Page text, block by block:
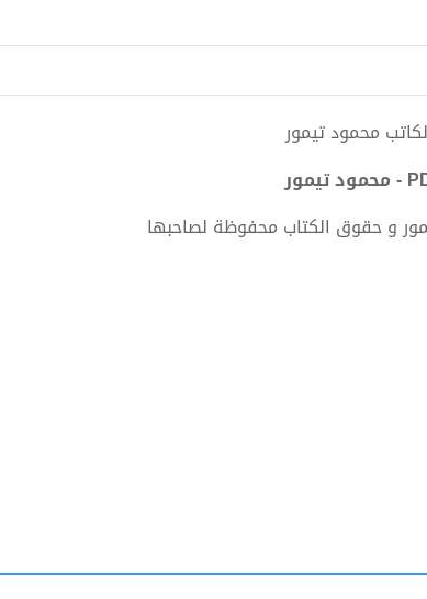
و حقوق الكتاب محفوظة لصاحبها